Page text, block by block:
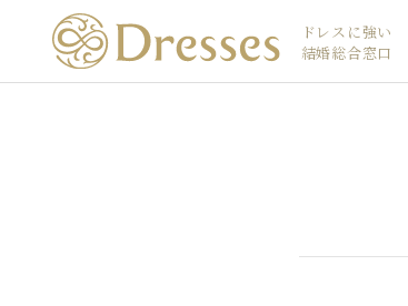
ドレスに強い
結婚総合窓口